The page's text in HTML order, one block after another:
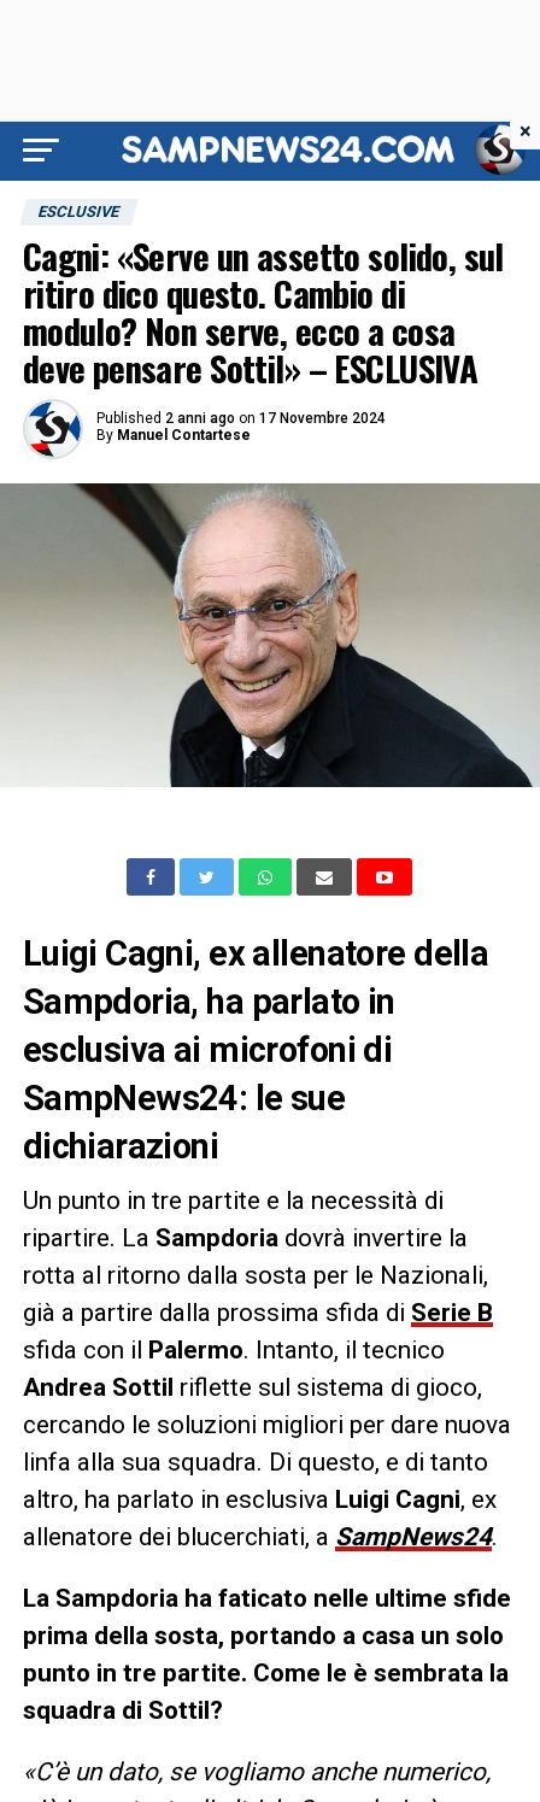
ESCLUSIVE
Cagni: «Serve un assetto solido, sul
ritiro dico questo. Cambio di
modulo? Non serve, ecco a cosa
deve pensare Sottil» – ESCLUSIVA
Published 2 anni ago on 17 Novembre 2024
By Manuel Contartese
Luigi Cagni, ex allenatore della
Sampdoria, ha parlato in
esclusiva ai microfoni di
SampNews24: le sue
dichiarazioni
Un punto in tre partite e la necessità di
ripartire. La Sampdoriadovrà invertire la
rotta al ritorno dalla sosta per le Nazionali,
già a partire dalla prossima sfida di Serie B
sfida con il Palermo. Intanto, il tecnico
Andrea Sottil riflette sul sistema di gioco,
cercando le soluzioni migliori per dare nuova
linfa alla sua squadra. Di questo, e di tanto
altro, ha parlato in esclusiva Luigi Cagni, ex
allenatore dei blucerchiati, a SampNews24.
La Sampdoria ha faticato nelle ultime sfide
prima della sosta, portando a casa un solo
punto in tre partite. Come le è sembrata la
squadra di Sottil?
«C’è un dato, se vogliamo anche numerico,
×